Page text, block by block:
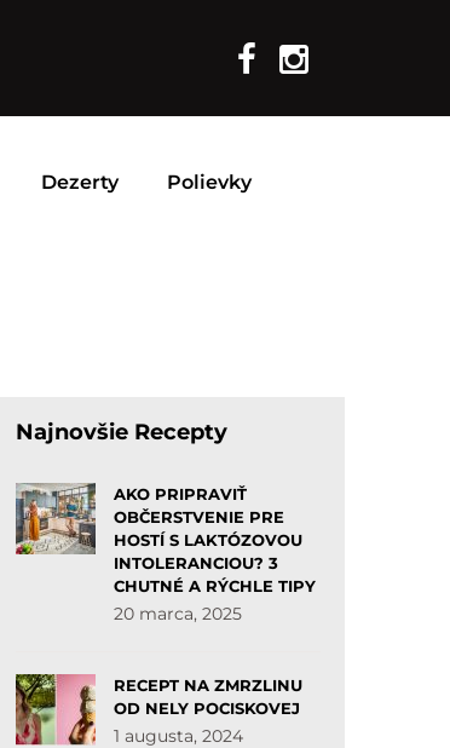
Dezerty Polievky
Najnovšie Recepty
AKO PRIPRAVIŤ
OBČERSTVENIE PRE
HOSTÍ S LAKTÓZOVOU
INTOLERANCIOU? 3
CHUTNÉ A RÝCHLE TIPY
20 marca, 2025
RECEPT NA ZMRZLINU
OD NELY POCISKOVEJ
1 augusta, 2024